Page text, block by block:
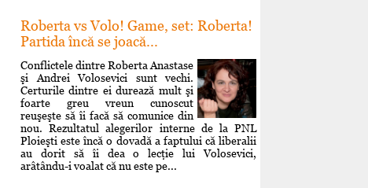
Roberta vs Volo! Game, set: Roberta!
Partida încă se joacă...
Conflictele dintre Roberta Anastase
şi Andrei Volosevici sunt vechi.
Certurile dintre ei durează mult şi
foarte greu vreun cunoscut
reuşeşte să îi facă să comunice din
nou. Rezultatul alegerilor interne de la PNL
Ploieşti este încă o dovadă a faptului că liberalii
au dorit să îi dea o lecţie lui Volosevici,
arâtându-i voalat că nu este pe...